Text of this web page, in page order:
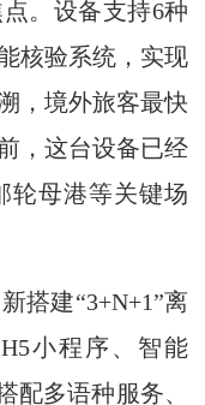
。设备支持6种
核验系统，实现
，境外旅客最快
，这台设备已经
轮母港等关键场
建“3+N+1”离
小程序、智能
配多语种服务、